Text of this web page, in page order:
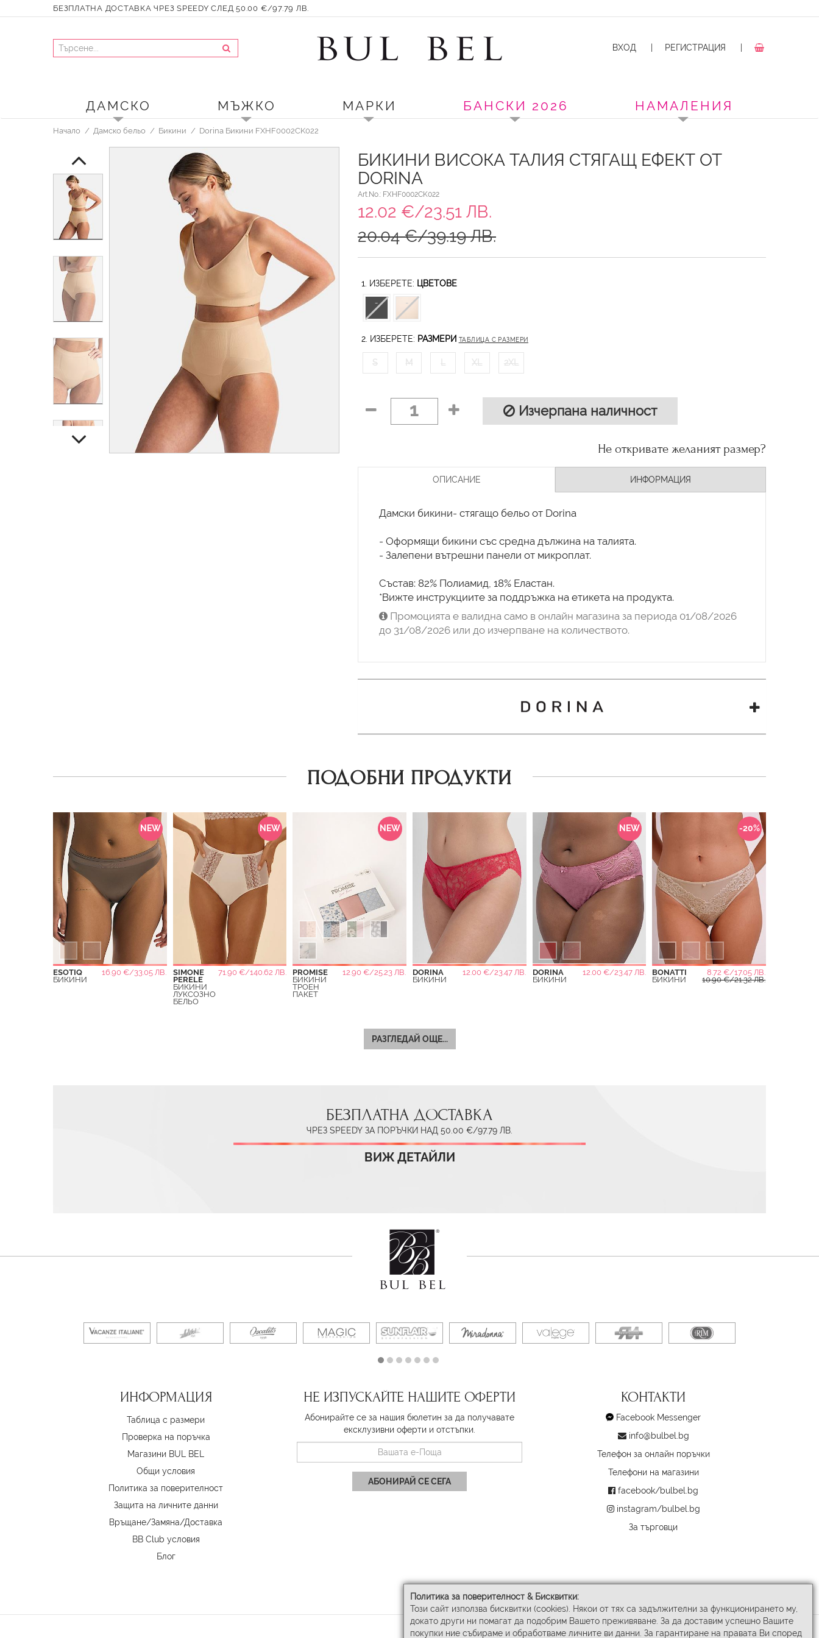
Политика за поверителност & Бисквитки:
Този сайт използва бисквитки (cookies). Някои от тях са задължителни за функционирането му,
докато други ни помагат да подобрим Вашето преживяване. За да доставим успешно Вашите
покупки ние събираме и обработваме личните ви данни. За гарантиране на правата Ви според
БЕЗПЛАТНА ДОСТАВКА ЧРЕЗ SPEEDY СЛЕД 50.00 €/97.79 ЛВ.
ВХОД РЕГИСТРАЦИЯ
ДАМСКО МЪЖКО МАРКИ БАНСКИ 2026 НАМАЛЕНИЯ
Начало Дамско бельо Бикини Dorina Бикини FXHF0002CK022
БИКИНИ ВИСОКА ТАЛИЯ СТЯГАЩ ЕФЕКТ ОТ
DORINA
Art.No.: FXHF0002CK022
12.02 €/23.51 ЛВ.
20.04 €/39.19 ЛВ.
1. ИЗБЕРЕТЕ: ЦВЕТОВЕ
2. ИЗБЕРЕТЕ: РАЗМЕРИ ТАБЛИЦА С РАЗМЕРИ
S M L XL 2XL
1 Изчерпана наличност
Не откривате желаният размер?
ОПИСАНИЕ ИНФОРМАЦИЯ
Дамски бикини- стягащо бельо от Dorina
- Оформящи бикини със средна дължина на талията.
- Залепени вътрешни панели от микроплат.
Състав: 82% Полиамид, 18% Еластан.
*Вижте инструкциите за поддръжка на етикета на продукта.
Промоцията е валидна само в онлайн магазина за периода 01/08/2026
до 31/08/2026 или до изчерпване на количеството.
ПОДОБНИ ПРОДУКТИ
NEW
ESOTIQ
16.90 €/33.05 ЛВ.
БИКИНИ
NEW
SIMONE
PERELE
71.90 €/140.62 ЛВ.
БИКИНИ
ЛУКСОЗНО
БЕЛЬО
NEW
PROMISE
12.90 €/25.23 ЛВ.
БИКИНИ
ТРОЕН
ПАКЕТ
DORINA
12.00 €/23.47 ЛВ.
БИКИНИ
NEW
DORINA
12.00 €/23.47 ЛВ.
БИКИНИ
-20%
BONATTI
8.72 €/17.05 ЛВ.
БИКИНИ
10.90 €/21.32 ЛВ.
РАЗГЛЕДАЙ ОЩЕ...
БЕЗПЛАТНА ДОСТАВКА
ЧРЕЗ SPEEDY ЗА ПОРЪЧКИ НАД 50.00 €/97.79 ЛВ.
ВИЖ ДЕТАЙЛИ
ИНФОРМАЦИЯ
Таблица с размери
Проверка на поръчка
Магазини BUL BEL
Oбщи условия
Политика за поверителност
Защита на личните данни
Връщане/Замяна/Доставка
BB Club условия
Блог
НЕ ИЗПУСКАЙТЕ НАШИТЕ ОФЕРТИ
Абонирайте се за нашия бюлетин за да получавате
ексклузивни оферти и отстъпки.
АБОНИРАЙ СЕ СЕГА
КОНТАКТИ
Facebook Messenger
info@bulbel.bg
Телефон за онлайн поръчки
Телефони на магазини
facebook/bulbel.bg
instagram/bulbel.bg
За търговци